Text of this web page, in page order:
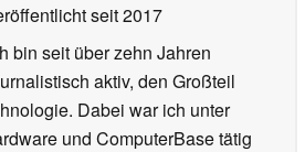
seit 2017
bin seit über zehn Jahren
aktiv, den Großteil
Dabei war ich unter
und ComputerBase tätig